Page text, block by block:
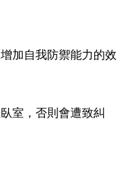
加自我防禦能力的效
室，否則會遭致糾